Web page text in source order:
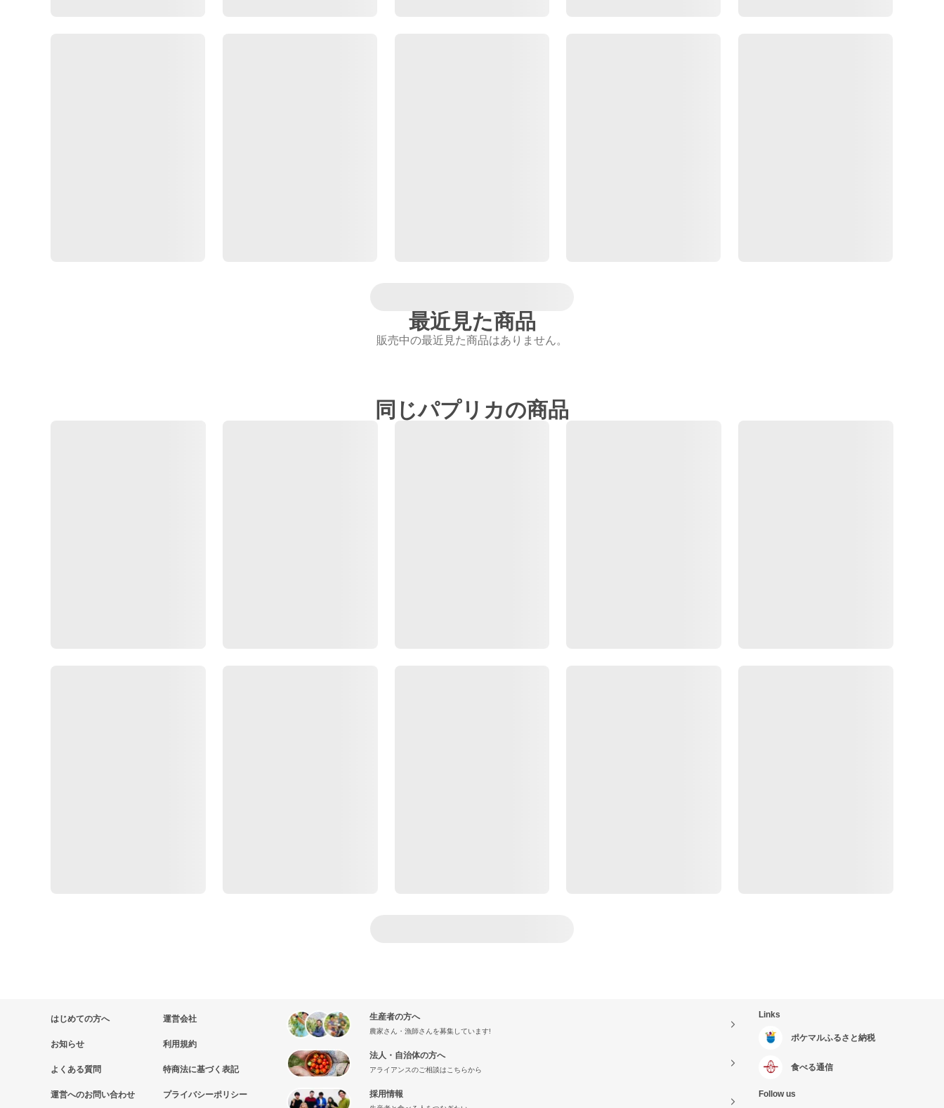
最近見た商品
販売中の最近見た商品はありません。
同じパプリカの商品
はじめての方へ
お知らせ
よくある質問
運営へのお問い合わせ
運営会社
利用規約
特商法に基づく表記
プライバシーポリシー
生産者の方へ
農家さん・漁師さんを募集しています!
法人・自治体の方へ
アライアンスのご相談はこちらから
採用情報
Links
ポケマルふるさと納税
食べる通信
Follow us